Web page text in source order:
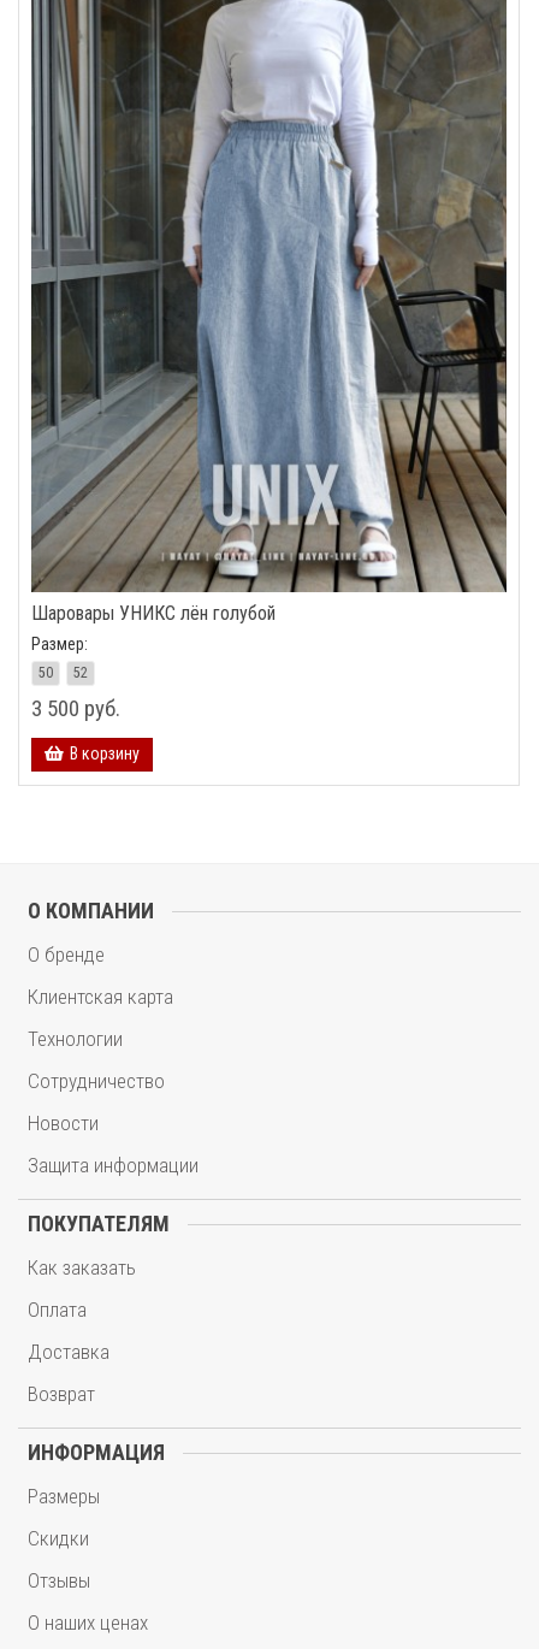
Шаровары УНИКС лён голубой
Размер:
50 52
3 500 руб.
В корзину
О КОМПАНИИ
О бренде
Клиентская карта
Технологии
Сотрудничество
Новости
Защита информации
ПОКУПАТЕЛЯМ
Как заказать
Оплата
Доставка
Возврат
ИНФОРМАЦИЯ
Размеры
Скидки
Отзывы
О наших ценах